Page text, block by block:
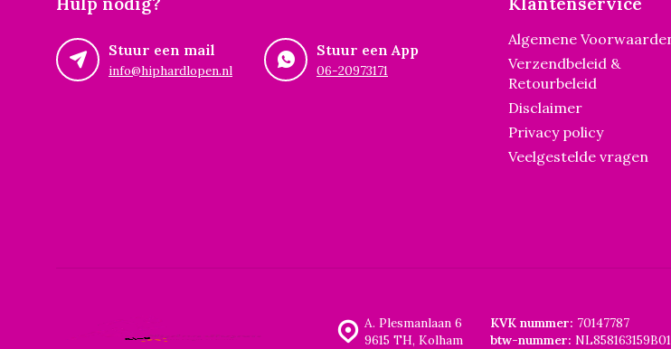
Stuur een mail
info@hiphardlopen.nl
Stuur een App
06-20973171
Algemene
Verzendbeleid &
Retourbeleid
Disclaimer
Privacy policy
Veelgestelde vragen
A. Plesmanlaan 6
9615 TH, Kolham
KVK nummer: 70147787
btw-nummer: NL858163159B01